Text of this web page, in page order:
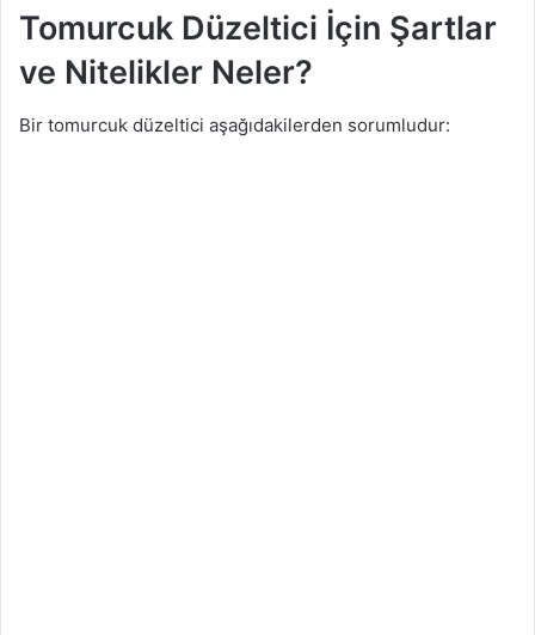
Tomurcuk Düzeltici İçin Şartlar
ve Nitelikler Neler?
Bir tomurcuk düzeltici aşağıdakilerden sorumludur: